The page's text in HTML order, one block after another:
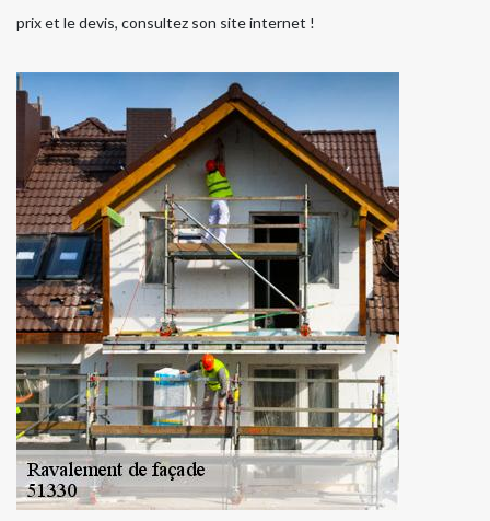
prix et le devis, consultez son site internet !